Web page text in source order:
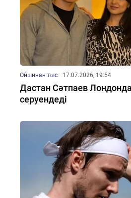
Ойыннан тыс 17.07.2026, 19:54
Дастан Сәтпаев
серуендеді